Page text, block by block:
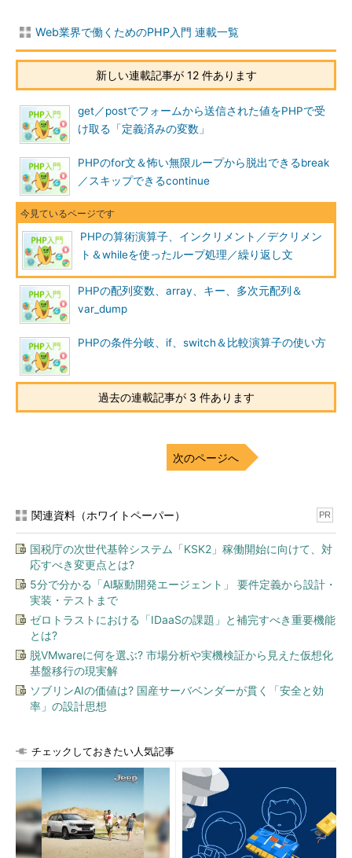
Web業界で働くためのPHP入門 連載一覧
新しい連載記事が 12 件あります
get／postでフォームから送信された値をPHPで受
け取る「定義済みの変数」
PHPのfor文＆怖い無限ループから脱出できるbreak
／スキップできるcontinue
PHPの算術演算子、インクリメント／デクリメン
ト＆whileを使ったループ処理／繰り返し文
PHPの配列変数、array、キー、多次元配列＆
var_dump
PHPの条件分岐、if、switch＆比較演算子の使い方
過去の連載記事が 3 件あります
次のページへ
関連資料（ホワイトペーパー） PR
国税庁の次世代基幹システム「KSK2」稼働開始に向けて、対
応すべき変更点とは?
5分で分かる「AI駆動開発エージェント」 要件定義から設計・
実装・テストまで
ゼロトラストにおける「IDaaSの課題」と補完すべき重要機能
とは?
脱VMwareに何を選ぶ? 市場分析や実機検証から見えた仮想化
基盤移行の現実解
ソブリンAIの価値は? 国産サーバベンダーが貫く「安全と効
率」の設計思想
チェックしておきたい人気記事